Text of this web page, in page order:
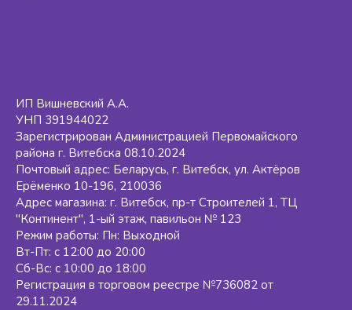
ИП Вишневский А.А.
УНП 391944022
Зарегистрирован Администрацией Первомайского
района г. Витебска 08.10.2024
Почтовый адрес: Беларусь, г. Витебск, ул. Актёров
Ерёменко 10-196, 210036
Адрес магазина: г. Витебск, пр-т Строителей 1, ТЦ
"Континент", 1-ый этаж, павильон № 123
Режим работы: Пн: Выходной
Вт-Пт: с 12:00 до 20:00
Сб-Вс: с 10:00 до 18:00
Регистрация в торговом реестре №736082 от
29.11.2024